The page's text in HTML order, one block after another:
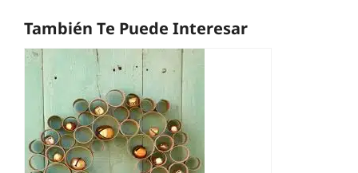
También Te Puede Interesar